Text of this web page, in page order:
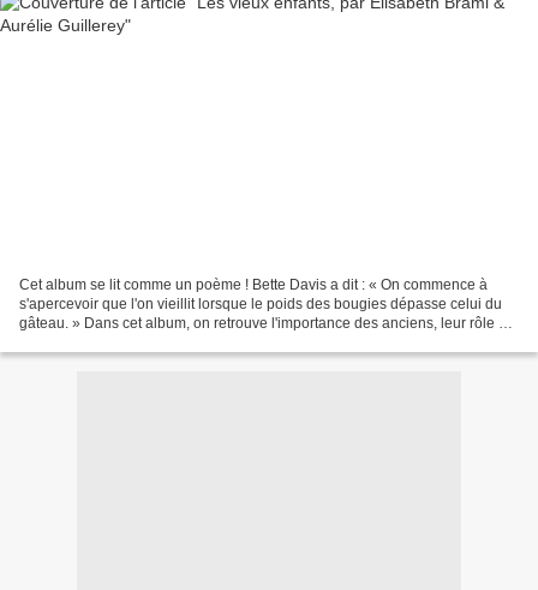
Cet album se lit comme un poème ! Bette Davis a dit : « On commence à
s'apercevoir que l'on vieillit lorsque le poids des bougies dépasse celui du
gâteau. » Dans cet album, on retrouve l'importance des anciens, leur rôle de